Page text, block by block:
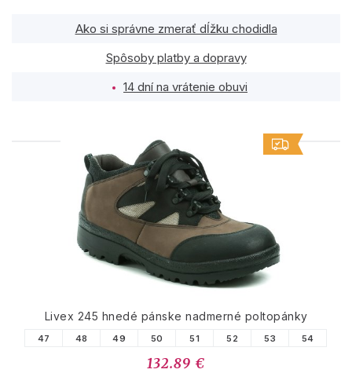
Ako si správne zmerať dĺžku chodidla
Spôsoby platby a dopravy
14 dní na vrátenie obuvi
PODOBNÉ PRODUKTY
Livex 245 hnedé pánske nadmerné poltopánky
47 48 49 50 51 52 53 54
132.89 €